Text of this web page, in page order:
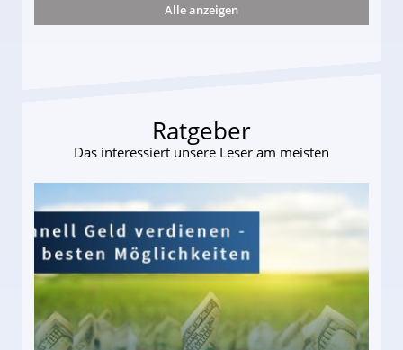
darf Geld behalten!
Alle anzeigen
Ratgeber
Das interessiert unsere Leser am meisten